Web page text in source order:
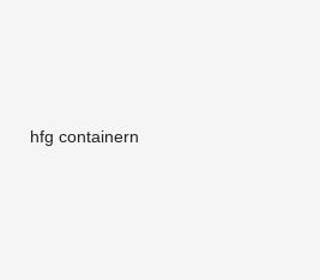
hfg containern